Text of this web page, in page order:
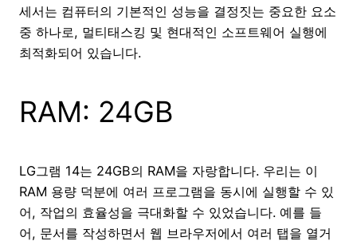
세서는 컴퓨터의 기본적인 성능을 결정짓는 중요한 요소
중 하나로, 멀티태스킹 및 현대적인 소프트웨어 실행에
최적화되어 있습니다.
RAM: 24GB
LG그램 14는 24GB의 RAM을 자랑합니다. 우리는 이
RAM 용량 덕분에 여러 프로그램을 동시에 실행할 수 있
어, 작업의 효율성을 극대화할 수 있었습니다. 예를 들
어, 문서를 작성하면서 웹 브라우저에서 여러 탭을 열거